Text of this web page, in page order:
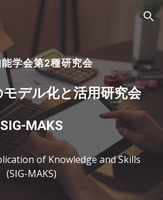
Skip to navigation
能学会第2種研究会
デル化と活用研究会
SIG-MAKS
of Knowledge and Skills
(SIG-MAKS)